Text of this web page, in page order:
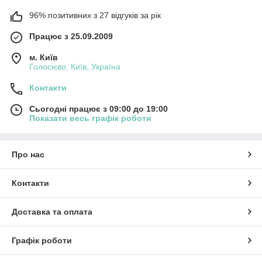
96% позитивних з 27 відгуків за рік
Працює з 25.09.2009
м. Київ
Голосієво, Київ, Україна
Контакти
Сьогодні працює з 09:00 до 19:00
Показати весь графік роботи
Про нас
Контакти
Доставка та оплата
Графік роботи